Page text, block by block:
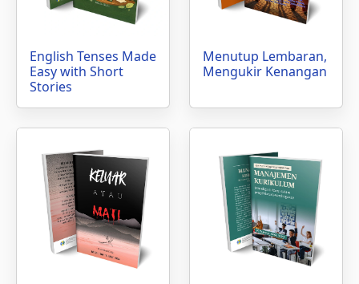
English Tenses Made
Easy with Short
Stories
Menutup Lembaran,
Mengukir Kenangan